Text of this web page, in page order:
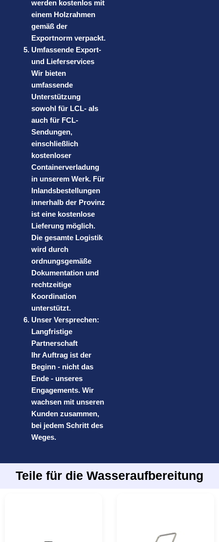
werden kostenlos mit
einem Holzrahmen
gemäß der
Exportnorm verpackt.
Umfassende Export-
und Lieferservices
Wir bieten
umfassende
Unterstützung
sowohl für LCL- als
auch für FCL-
Sendungen,
einschließlich
kostenloser
Containerverladung
in unserem Werk. Für
Inlandsbestellungen
innerhalb der Provinz
ist eine kostenlose
Lieferung möglich.
Die gesamte Logistik
wird durch
ordnungsgemäße
Dokumentation und
rechtzeitige
Koordination
unterstützt.
Unser Versprechen:
Langfristige
Partnerschaft
Ihr Auftrag ist der
Beginn - nicht das
Ende - unseres
Engagements. Wir
wachsen mit unseren
Kunden zusammen,
bei jedem Schritt des
Weges.
Teile für die Wasseraufbereitung